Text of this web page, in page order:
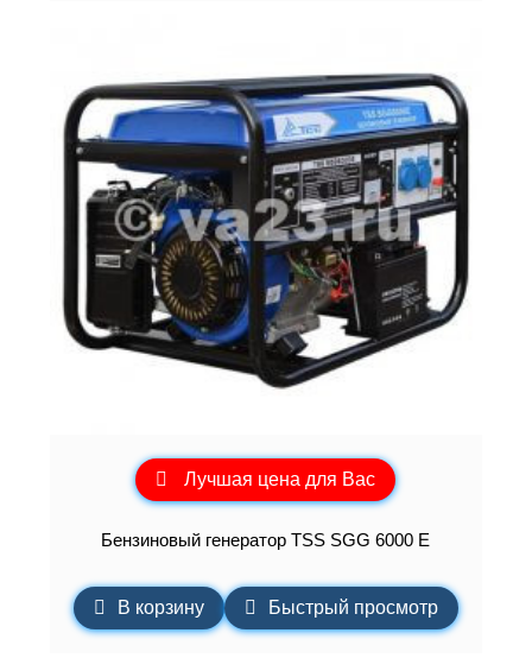
Лучшая цена для Вас
Бензиновый генератор TSS SGG 6000 E
В корзину Быстрый просмотр